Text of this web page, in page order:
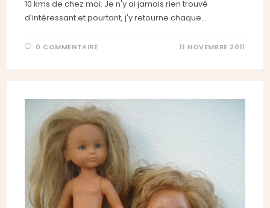
10 kms de chez moi. Je n'y ai jamais rien trouvé
d'intéressant et pourtant, j'y retourne chaque…
0 COMMENTAIRE 11 NOVEMBRE 2011